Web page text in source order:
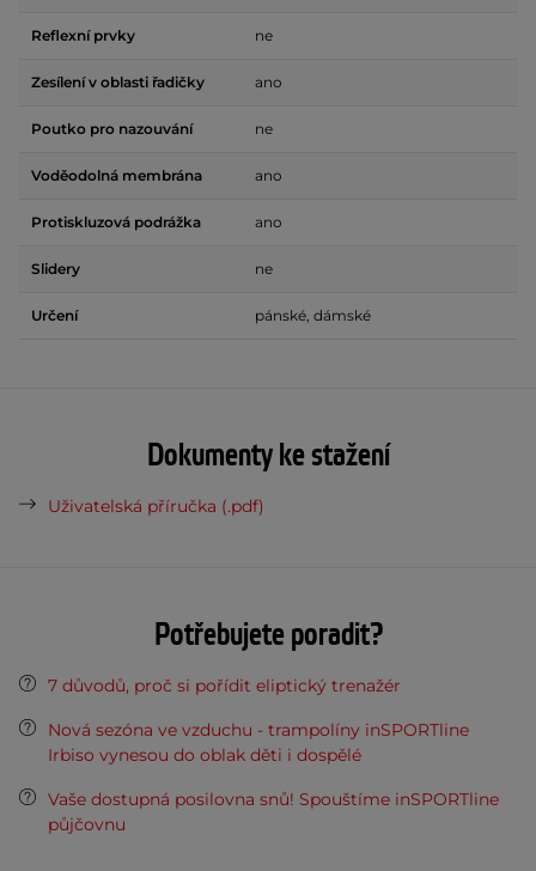
Reflexní prvky ne
Zesílení v oblasti řadičky ano
Poutko pro nazouvání ne
Voděodolná membrána ano
Protiskluzová podrážka ano
Slidery ne
Určení pánské, dámské
Dokumenty ke stažení
Uživatelská příručka (.pdf)
Potřebujete poradit?
7 důvodů, proč si pořídit eliptický trenažér
Nová sezóna ve vzduchu - trampolíny inSPORTline
Irbiso vynesou do oblak děti i dospělé
Vaše dostupná posilovna snů! Spouštíme inSPORTline
půjčovnu